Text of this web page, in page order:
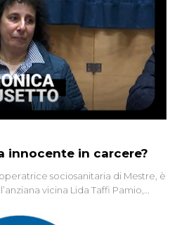
innocente in carcere?
sociosanitaria di Mestre, è
vicina Lida Taffi Pamio,
si proclama innocente. Nel